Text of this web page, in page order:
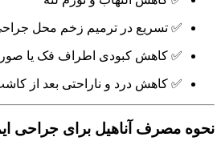
✅ تسریع در ترمیم زخم محل
✅ کاهش کبودی اطراف فک یا
✅ کاهش درد و ناراحتی بعد از
نحوه مصرف آناهیل برای جراحی